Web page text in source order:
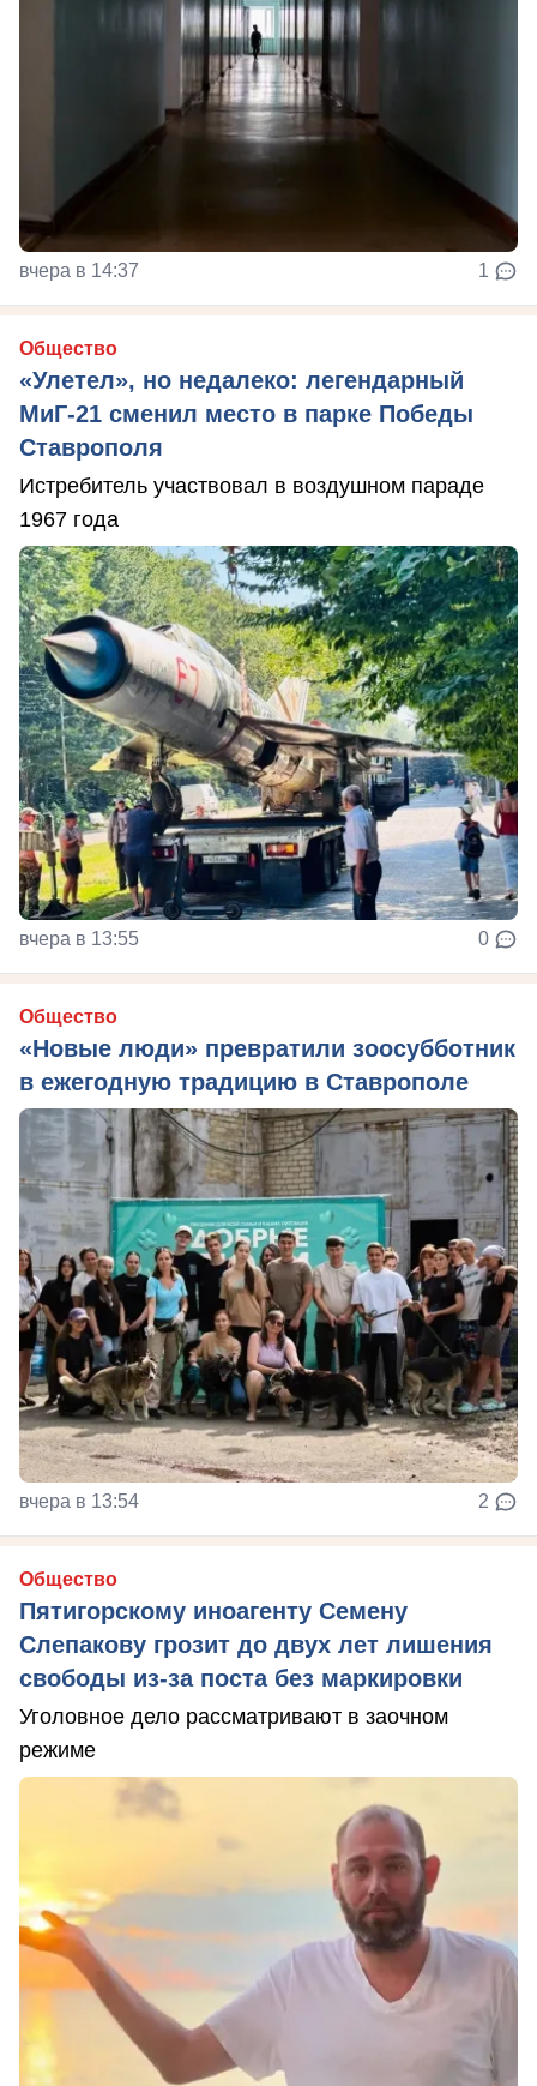
вчера в 14:37 1
Общество
«Улетел», но недалеко: легендарный
МиГ-21 сменил место в парке Победы
Ставрополя
Истребитель участвовал в воздушном параде
1967 года
вчера в 13:55 0
Общество
«Новые люди» превратили зоосубботник
в ежегодную традицию в Ставрополе
вчера в 13:54 2
Общество
Пятигорскому иноагенту Семену
Слепакову грозит до двух лет лишения
свободы из-за поста без маркировки
Уголовное дело рассматривают в заочном
режиме